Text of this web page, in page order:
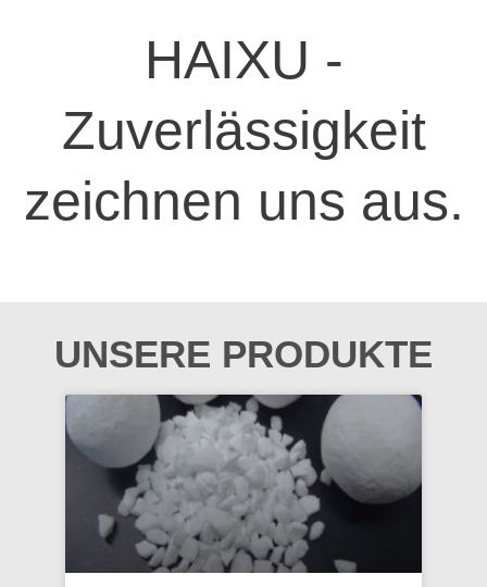
HAIXU -
Zuverlässigkeit
zeichnen uns aus.
UNSERE PRODUKTE